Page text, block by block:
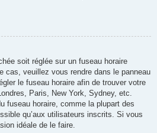
soit réglée sur un fuseau horaire
cas, veuillez vous rendre dans le panneau
le fuseau horaire afin de trouver votre
Paris, New York, Sydney, etc.
fuseau horaire, comme la plupart des
qu’aux utilisateurs inscrits. Si vous
idéale de le faire.